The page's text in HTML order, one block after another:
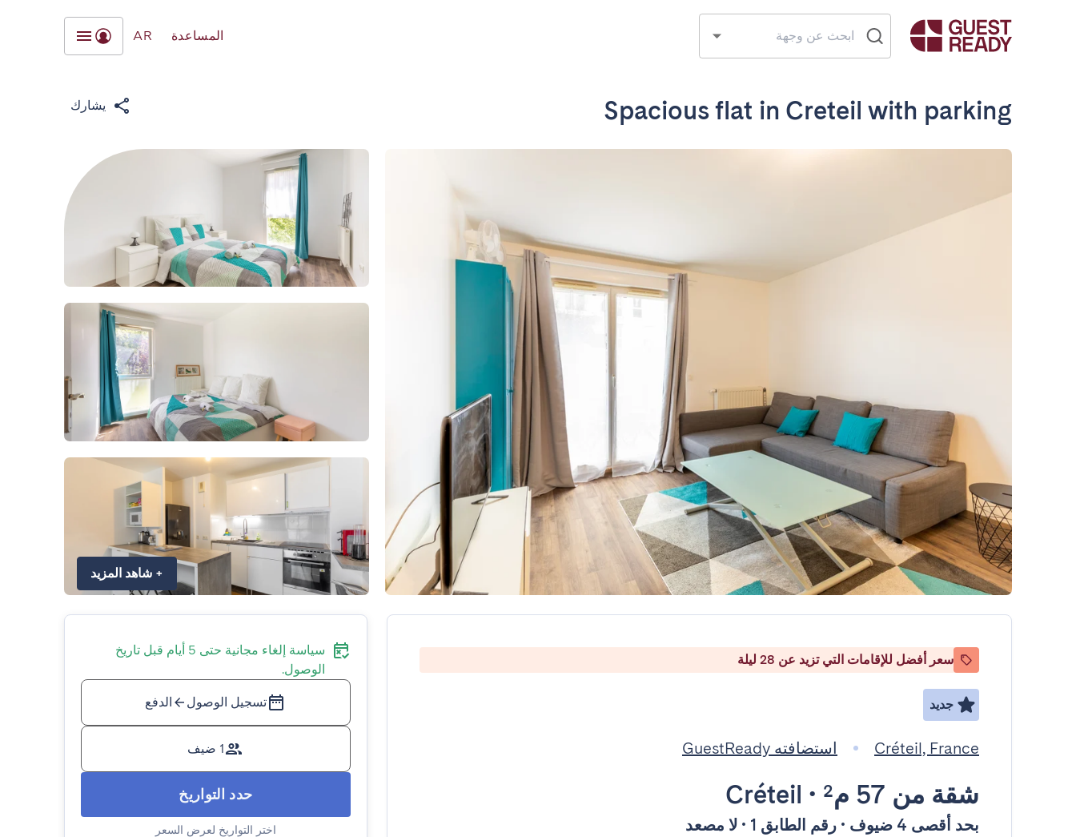
المساعدة AR
Spacious flat in Creteil with parking يشارك
+ شاهد المزيد
سعر أفضل للإقامات التي تزيد عن 28 ليلة
جديد
Créteil, France استضافته GuestReady
شقة من 57 م² •
Créteil
بحد أقصى 4 ضيوف • رقم الطابق 1 • لا مصعد
سياسة إلغاء مجانية حتى 5 أيام قبل تاريخ
الوصول.
تسجيل الوصول الدفع
1 ضيف
حدد التواريخ
اختر التواريخ لعرض السعر